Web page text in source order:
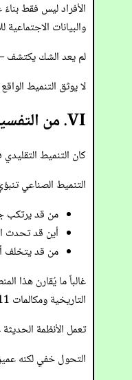
الأفراد ليس فقط
والبيانات الاجتماعية
لم يعد الشك
لا يوثق التنميط
VI. من التفسير إلى الوقاية المسبقة
كان التنميط
التنميط الصناعي
من قد يرتكب
أين قد تحدث
من قد يتخلف
غالباً ما يُقارن هذا
التاريخية ومكالمات 911 وقارئات لوحات الترخيص والإشارات الاجتماعية لتوليد “قوائم ساخنة” أو درجات مخاطر.
تعمل الأنظمة
التحول خفي لكنه